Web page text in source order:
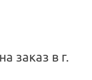
заказ в г.